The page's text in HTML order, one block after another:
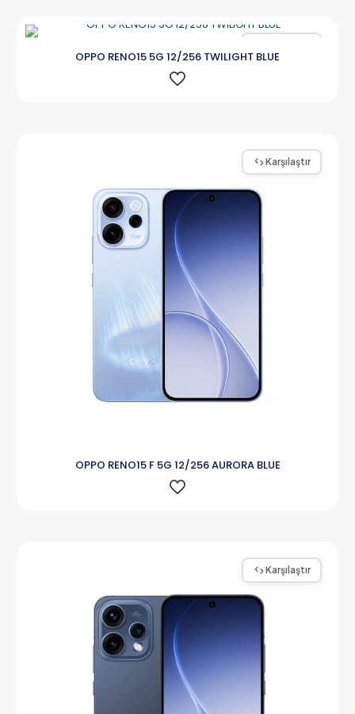
OPPO RENO15 5G 12/256 TWILIGHT BLUE
Karşılaştır
OPPO RENO15 F 5G 12/256 AURORA BLUE
Karşılaştır